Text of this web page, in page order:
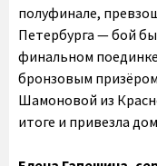
полуфинале,
Петербурга — бой
финальном
бронзовым
Шамоновой из
итоге и привезла